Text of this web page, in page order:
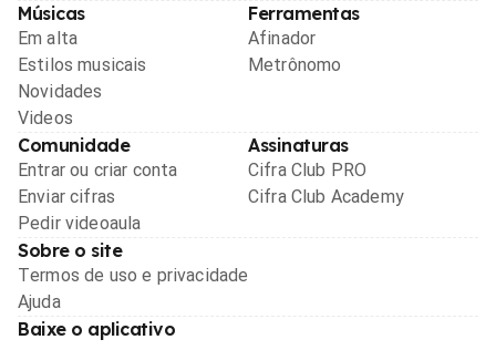
Músicas
Em alta
Estilos musicais
Novidades
Videos
Ferramentas
Afinador
Metrônomo
Comunidade
Entrar ou criar conta
Enviar cifras
Pedir videoaula
Assinaturas
Cifra Club PRO
Cifra Club Academy
Sobre o site
Termos de uso e privacidade
Ajuda
Baixe o aplicativo